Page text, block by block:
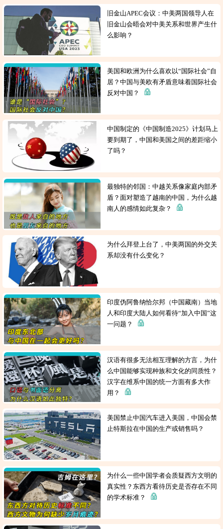
旧金山APEC会议：中美两国领导人在
旧金山会晤会对中美关系和世界产生什
么影响？
美国和欧洲为什么喜欢以“国际社会”自
居？中国与美欧有矛盾意味着国际社会
反对中国？
中国制定的《中国制造2025》计划马上
要到期了，中国和美国之间的差距缩小
了吗？
最独特的邻国：中越关系像家庭内部矛
盾？面对塑造了越南的中国，为什么越
南人的感情如此复杂？
为什么拜登上台了，中美两国的外交关
系却没有什么变化？
印度伪阿鲁纳恰尔邦（中国藏南）当地
人和印度大陆人如何看待“加入中国”这
一问题？
汉语有很多无法相互理解的方言，为什
么中国能够实现种族和文化的同质性？
汉字在维系中国的统一方面有多大作
用？
美国禁止中国汽车进入美国，中国会禁
止特斯拉在中国的生产或销售吗？
为什么一些中国学者会质疑西方文明的
真实性？东西方看待历史是否存在不同
的学术标准？